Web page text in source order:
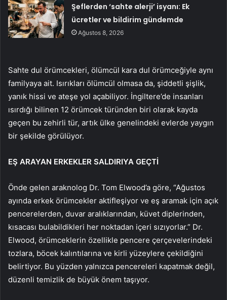
Şeflerden ‘sahte alerji’ isyanı: Ek
ücretler ve bildirim gündemde
Ağustos 8, 2026
Sahte dul örümcekleri, ölümcül kara dul örümceğiyle aynı
familyaya ait. Isırıkları ölümcül olmasa da, şiddetli şişlik,
yanık hissi ve ateşe yol açabiliyor. İngiltere’de insanları
ısırdığı bilinen 12 örümcek türünden biri olarak kayda
geçen bu zehirli tür, artık ülke genelindeki evlerde yaygın
bir şekilde görülüyor.
EŞ ARAYAN ERKEKLER SALDIRIYA GEÇTİ
Önde gelen araknolog Dr. Tom Elwood’a göre, “Ağustos
ayında erkek örümcekler aktifleşiyor ve eş aramak için açık
pencerelerden, duvar aralıklarından, küvet diplerinden,
kısacası bulabildikleri her noktadan içeri sızıyorlar.” Dr.
Elwood, örümceklerin özellikle pencere çerçevelerindeki
tozlara, böcek kalıntılarına ve kirli yüzeylere çekildiğini
belirtiyor. Bu yüzden yalnızca pencereleri kapatmak değil,
düzenli temizlik de büyük önem taşıyor.